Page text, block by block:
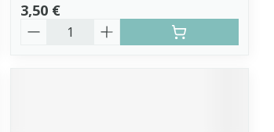
3,50 €
Quantité